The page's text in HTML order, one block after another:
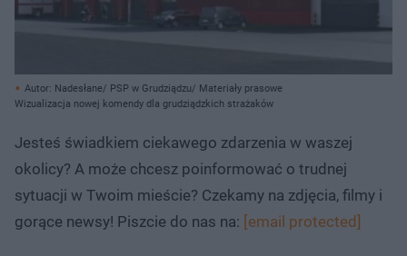
Autor: Nadesłane/ PSP w Grudziądzu/ Materiały prasowe
Wizualizacja nowej komendy dla grudziądzkich strażaków
Jesteś świadkiem ciekawego zdarzenia w waszej
okolicy? A może chcesz poinformować o trudnej
sytuacji w Twoim mieście? Czekamy na zdjęcia, filmy i
gorące newsy! Piszcie do nas na: [email protected]